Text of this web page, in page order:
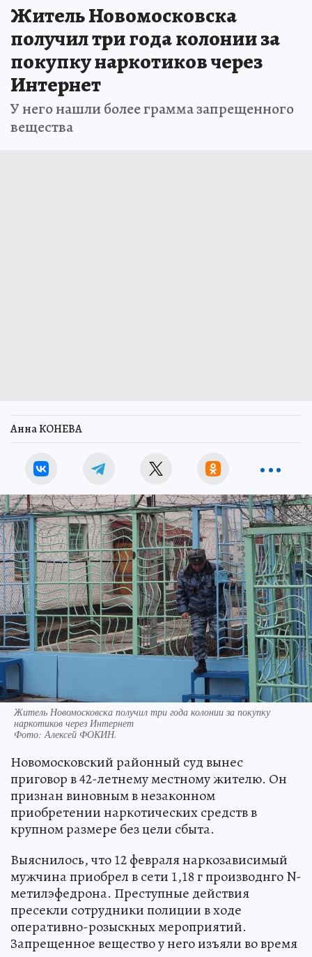
Житель Новомосковска
получил три года колонии за
покупку наркотиков через
Интернет
У него нашли более грамма запрещенного
вещества
Анна КОНЕВА
Житель Новомосковска получил три года колонии за покупку
наркотиков через Интернет
Фото: Алексей ФОКИН.
Новомосковский районный суд вынес
приговор в 42-летнему местному жителю. Он
признан виновным в незаконном
приобретении наркотических средств в
крупном размере без цели сбыта.
Выяснилось, что 12 февраля наркозависимый
мужчина приобрел в сети 1,18 г производнго N-
метилэфедрона. Преступные действия
пресекли сотрудники полиции в ходе
оперативно-розыскных мероприятий.
Запрещенное вещество у него изъяли во время